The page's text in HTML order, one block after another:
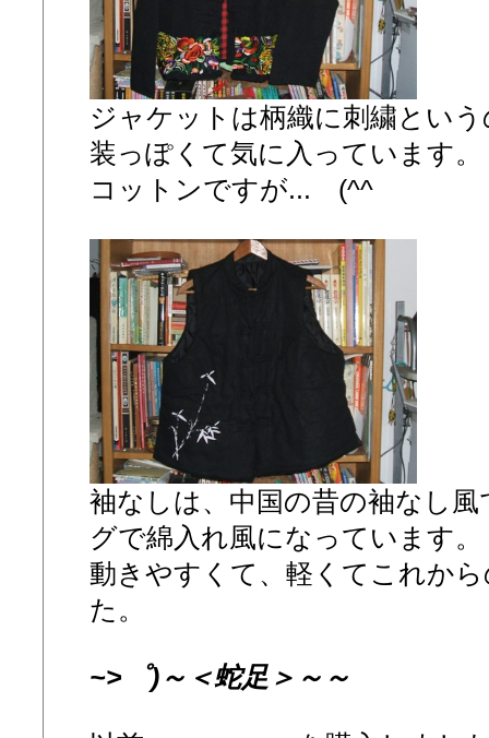
ジャケットは柄織に刺繍とい
装っぽくて気に入っています。
コットンですが... (^^ゞ
袖なしは、中国の昔の袖なし
グで綿入れ風になっています。
動きやすくて、軽くてこれか
た。
~>゜)～＜蛇足＞～～